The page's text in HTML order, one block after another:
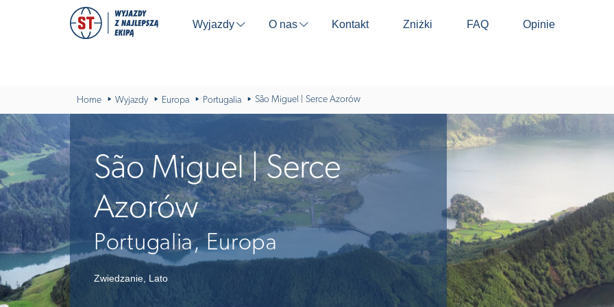
Wyjazdy ⬇ O nas ⬇ Kontakt Zniżki FAQ Opinie
Home Wyjazdy Europa Portugalia São Miguel | Serce Azorów
São Miguel | Serce
Azorów
Portugalia, Europa
Zwiedzanie Lato